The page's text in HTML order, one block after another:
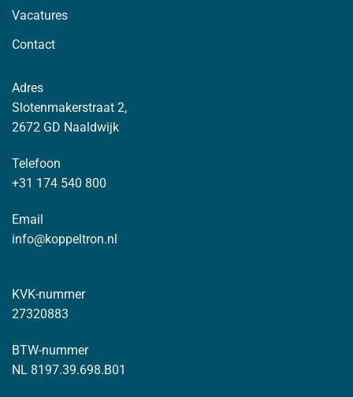
Vacatures
Contact
Adres
Slotenmakerstraat 2,
2672 GD Naaldwijk
Telefoon
+31 174 540 800
Email
info@koppeltron.nl
KVK-nummer
27320883
BTW-nummer
NL 8197.39.698.B01